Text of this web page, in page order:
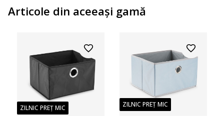
Articole din aceeaşi gamă
ZILNIC PREȚ MIC ZILNIC PREȚ MIC